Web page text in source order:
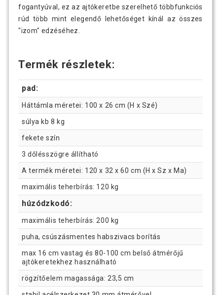
fogantyúval, ez az ajtókeretbe szerelhető többfunkciós
rúd több mint elegendő lehetőséget kínál az összes
"izom" edzéséhez.
Termék részletek:
pad:
Háttámla méretei: 100 x 26 cm (H x Szé)
súlya kb 8 kg
fekete szín
3 dőlésszögre állítható
A termék méretei: 120 x 32 x 60 cm (H x Sz x Ma)
maximális teherbírás: 120 kg
húzódzkodó:
maximális teherbírás: 200 kg
puha, csúszásmentes habszivacs borítás
max 16 cm vastag és 80-100 cm belső átmérőjű
ajtókeretekhez használható
rögzítőelem magassága: 23,5 cm